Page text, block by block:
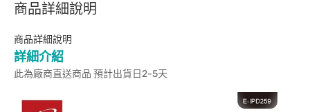
商品詳細說明
商品詳細說明
詳細介紹
此為廠商直送商品 預計出貨日2-5天